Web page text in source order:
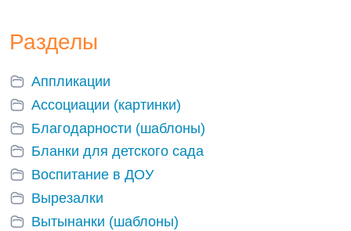
Разделы
Аппликации
Ассоциации (картинки)
Благодарности (шаблоны)
Бланки для детского сада
Воспитание в ДОУ
Вырезалки
Вытынанки (шаблоны)